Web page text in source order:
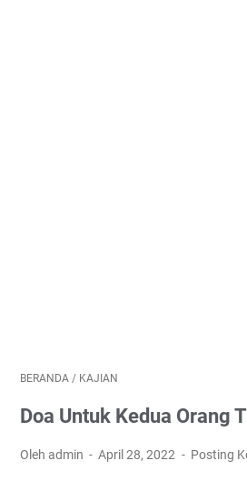
BERANDA / KAJIAN
Doa Untuk Kedua Orang
Oleh admin April 28, 2022 Posting